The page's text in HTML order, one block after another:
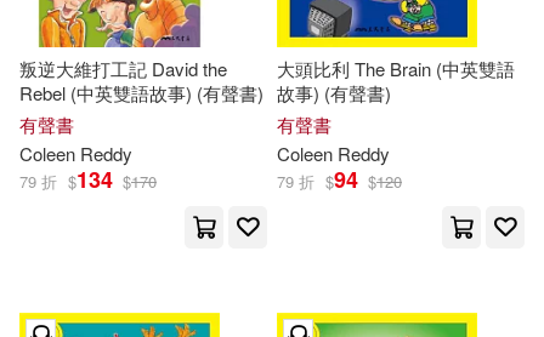
叛逆大維打工記 David the
Rebel (中英雙語故事) (有聲書)
有聲書
Coleen Reddy
79 折 $134 $170
大頭比利 The Brain (中英雙語
故事) (有聲書)
有聲書
Coleen Reddy
79 折 $94 $120